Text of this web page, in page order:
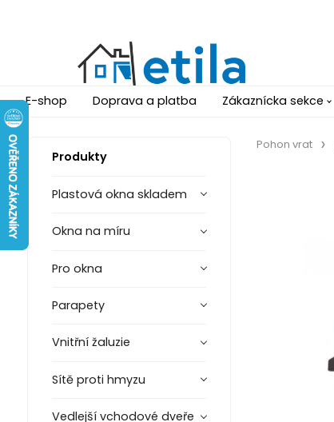
E-shop Doprava a platba Zákaznícka sekce
Produkty
Plastová okna skladem
Okna na míru
Pro okna
Parapety
Vnitřní žaluzie
Sítě proti hmyzu
Vedlejší vchodové dveře
Pohon vrat